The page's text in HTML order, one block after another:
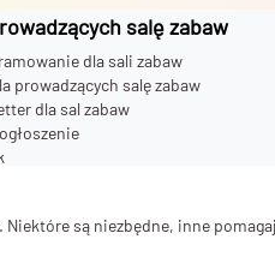
są niezbędne, inne
salę zabaw
dla sali zabaw
prowadzących salę zabaw
dla sal zabaw